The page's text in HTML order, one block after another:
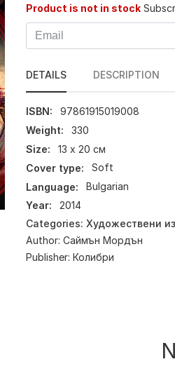
Product is not in stock
DETAILS DESCRIPTION
ISBN:
97861915019008
Weight:
330
Size:
13 х 20 см
Cover type:
Soft
Language:
Bulgarian
Year:
2014
Categories: Художествени
Author: Саймън Мордън
Publisher: Колибри